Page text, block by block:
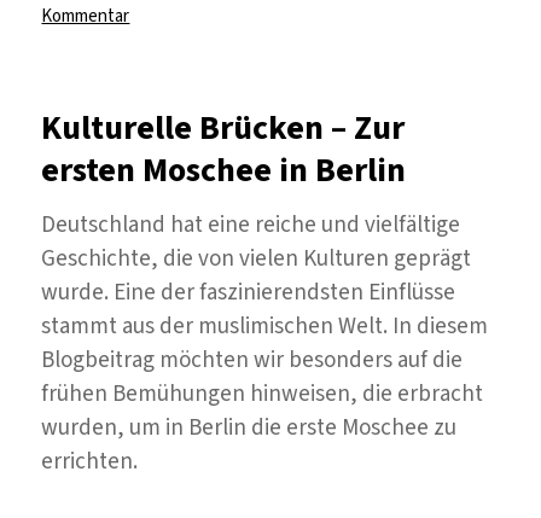
Kommentarzu
Gründer
der
Kommunistischen
Partei
Ägyptens
nationaler
Sozialist
wurde
Kulturelle Brücken – Zur
ersten Moschee in Berlin
Deutschland hat eine reiche und vielfältige
Geschichte, die von vielen Kulturen geprägt
wurde. Eine der faszinierendsten Einflüsse
stammt aus der muslimischen Welt. In diesem
Blogbeitrag möchten wir besonders auf die
frühen Bemühungen hinweisen, die erbracht
wurden, um in Berlin die erste Moschee zu
errichten.